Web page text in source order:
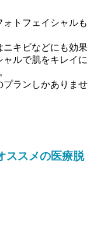
トフェイシャルも
ニキビなどにも効果
ルで肌をキレイに
プランしかありませ
ススメの医療脱